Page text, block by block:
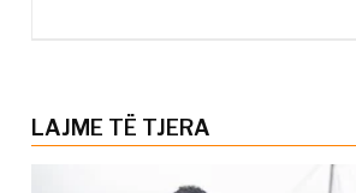
LAJME TË TJERA